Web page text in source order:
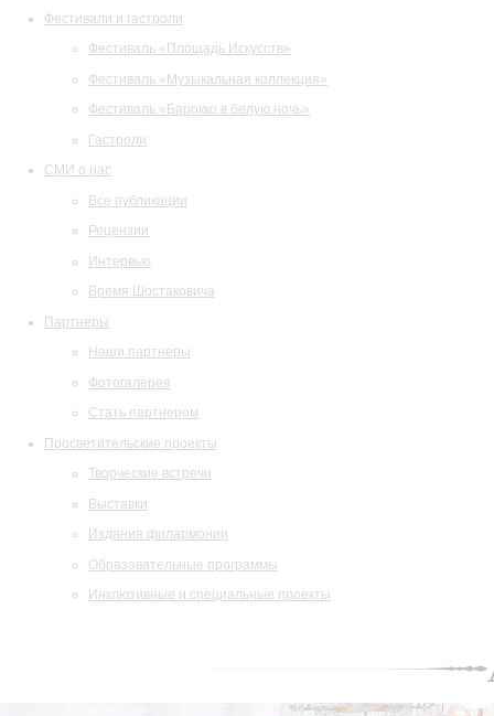
Фестивали и гастроли
Фестиваль «Площадь Искусств»
Фестиваль «Музыкальная коллекция»
Фестиваль «Барокко в белую ночь»
Гастроли
СМИ о нас
Все публикации
Рецензии
Интервью
Время Шостаковича
Партнеры
Наши партнеры
Фотогалерея
Стать партнером
Просветительские проекты
Творческие встречи
Выставки
Издания филармонии
Образовательные программы
Инклюзивные и специальные проекты